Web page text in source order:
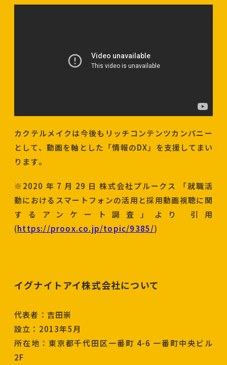
カクテルメイクは今後もリッチコンテンツカンパニー
として、動画を軸とした「情報のDX」を支援してまい
ります。
※2020 年 7 月 29 日 株式会社プルークス 「就職活
動におけるスマートフォンの活用と採用動画視聴に関
するアンケート調査」より 引用
(https://proox.co.jp/topic/9385/)
イグナイトアイ株式会社について
代表者：吉田崇
設立：2013年5月
所在地：東京都千代田区一番町 4-6 一番町中央ビル
2F